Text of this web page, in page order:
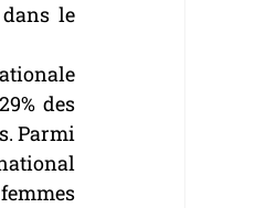
le
des
Parmi